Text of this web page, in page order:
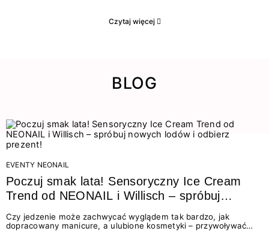
Czytaj więcej
BLOG
EVENTY NEONAIL
Poczuj smak lata! Sensoryczny Ice Cream
Trend od NEONAIL i Willisch – spróbuj
nowych lodów i odbierz prezent!
Czy jedzenie może zachwycać wyglądem tak bardzo, jak
dopracowany manicure, a ulubione kosmetyki – przywoływać